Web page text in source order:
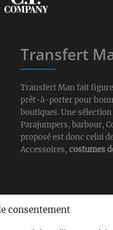
consentement
Transfert
Transfert Man fait
prêt-à-porter pour
boutiques. Une sélection
Parajumpers, barbour,
proposé est donc celui
Accessoires, costumes